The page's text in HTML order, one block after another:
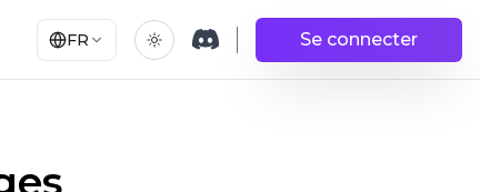
FR Se connecter